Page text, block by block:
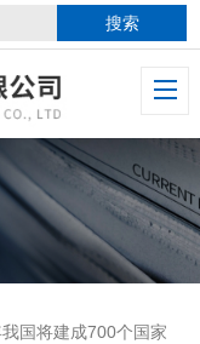
国将建成700个国家